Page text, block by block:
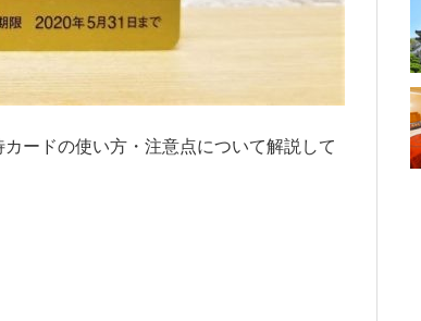
ードの使い方・注意点について解説して